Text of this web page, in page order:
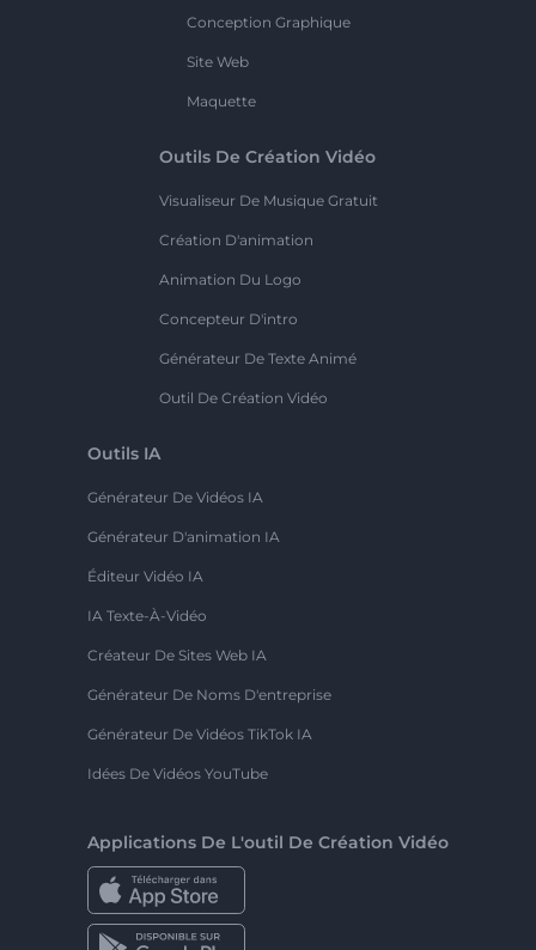
Conception Graphique
Site Web
Maquette
Outils De Création Vidéo
Visualiseur De Musique Gratuit
Création D'animation
Animation Du Logo
Concepteur D'intro
Générateur De Texte Animé
Outil De Création Vidéo
Outils IA
Générateur De Vidéos IA
Générateur D'animation IA
Éditeur Vidéo IA
IA Texte-À-Vidéo
Créateur De Sites Web IA
Générateur De Noms D'entreprise
Générateur De Vidéos TikTok IA
Idées De Vidéos YouTube
Applications De L'outil De Création Vidéo